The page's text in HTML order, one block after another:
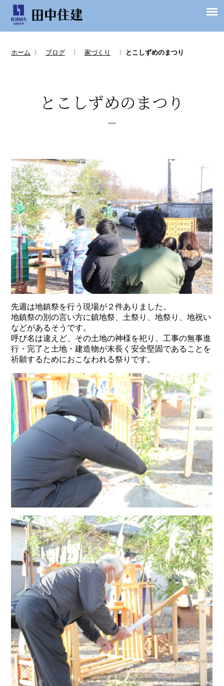
ホーム 〉 ブログ 〉 家づくり 〉 とこしずめのまつり
とこしずめのまつり
先週は地鎮祭を行う現場が２件ありました。
地鎮祭の別の言い方に鎮地祭、土祭り、地祭り、地祝い
などがあるそうです。
呼び名は違えど、その土地の神様を祀り、工事の無事進
行・完了と土地・建造物が末長く安全堅固であることを
祈願するためにおこなわれる祭りです。